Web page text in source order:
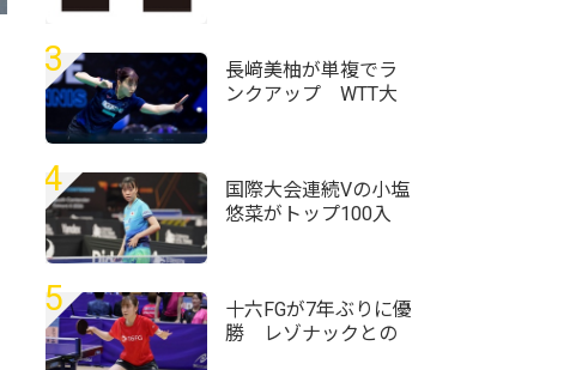
3
長﨑美柚が単複でラ
ンクアップ WTT大
（2026年第31週）
4
国際大会連続Vの小塩
悠菜がトップ100入
ランキング（2026年
第32週）
5
十六FGが7年ぶりに優
勝 レゾナックとの